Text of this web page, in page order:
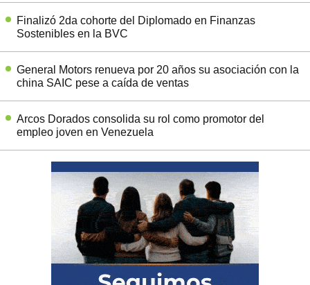
Finalizó 2da cohorte del Diplomado en Finanzas
Sostenibles en la BVC
General Motors renueva por 20 años su asociación con la
china SAIC pese a caída de ventas
Arcos Dorados consolida su rol como promotor del
empleo joven en Venezuela